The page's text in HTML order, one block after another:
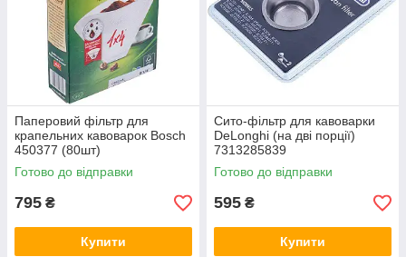
Паперовий фільтр для
крапельних кавоварок Bosch
450377 (80шт)
Готово до відправки
795 ₴
Купити
Сито-фільтр для кавоварки
DeLonghi (на дві порції)
7313285839
Готово до відправки
595 ₴
Купити